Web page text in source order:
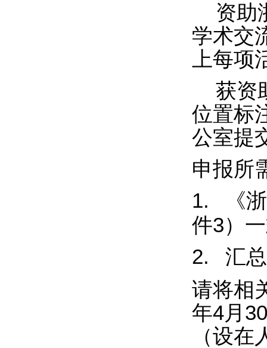
资助
学术交
上每项
获资
位置标
公室提
申报所
1.
《
件3）
2.
汇
请将相
年4月 30
（设